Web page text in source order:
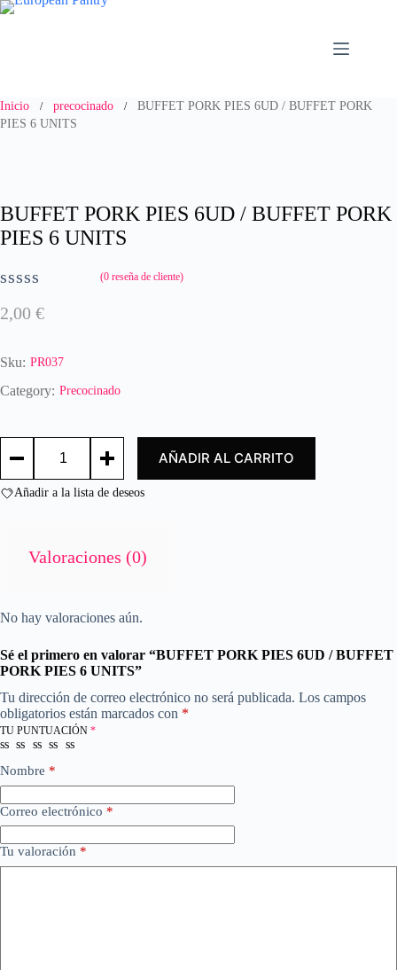
Saltar
Inicio / precocinado /
BUFFET PORK PIES 6UD / BUFFET PORK
PIES 6 UNITS
BUFFET PORK PIES 6UD / BUFFET PORK
PIES 6 UNITS
V
a
o
a
n
0
(0 reseña de cliente)
2,00 €
Sku: PR037
Category: Precocinado
PORK
6UD
AÑADIR AL CARRITO
Añadir a la lista de deseos
Valoraciones (0)
No hay valoraciones aún.
Sé el primero en valorar “BUFFET PORK PIES 6UD / BUFFET
PORK PIES 6 UNITS”
Tu dirección de correo electrónico no será publicada. Los campos
obligatorios están marcados con *
TU PUNTUACIÓN *
Nombre *
Correo electrónico *
Tu valoración *